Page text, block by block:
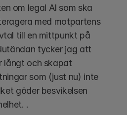
om legal AI som ska
med motpartens
till en mittpunkt på
tycker jag att
långt och skapat
som (just nu) inte
göder besvikelsen
.